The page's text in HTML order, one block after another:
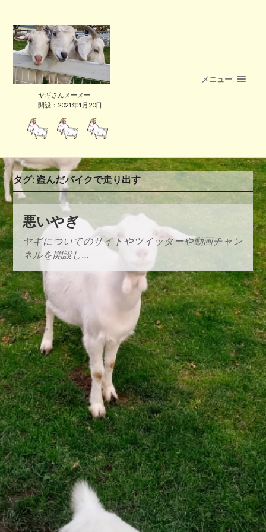
ヤギさんメーメー
開設：2021年1月20日
メニュー
タグ:盗んだバイクで走り出す
悪いやぎ
ヤギについてのサイトやツイッターや動画チャン
ネルを開設し…